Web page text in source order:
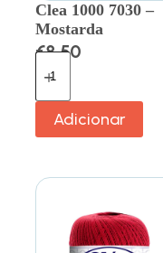
Clea 1000 7030 –
Mostarda
€8.50
Adicionar